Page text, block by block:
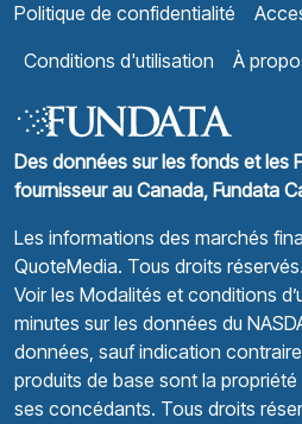
Politique de confidentialité
Conditions d'utilisation
À
Des données sur les fonds et les
fournisseur au Canada, Fundata
Les informations des marchés
QuoteMedia. Tous droits réservés.
Voir les Modalités et conditions
minutes sur les données du
données, sauf indication
produits de base sont la propriété
ses concédants. Tous droits